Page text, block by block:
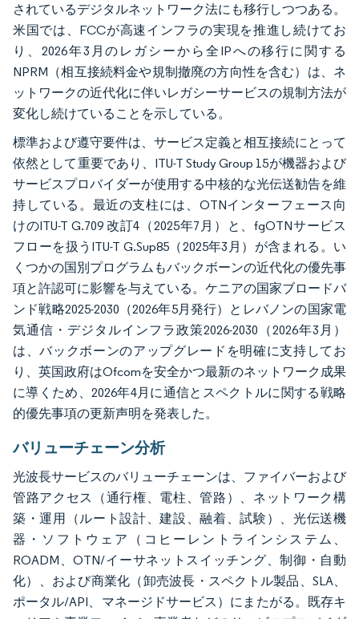
されているデジタルネットワーク法にも移行しつつある。
米国では、FCCが高速インフラの実現を推進し続けてお
り、2026年3月のレガシーから全IPへの移行に関する
NPRM（相互接続料金や規制撤廃の方向性を含む）は、ネ
ットワークの近代化に伴いレガシーサービスの規制方法が
変化し続けていることを示している。
標準および遵守要件は、サービス定義と相互接続にとって
依然として重要であり、ITU-T Study Group 15が機器および
サービスプロバイダーが使用する中核的な光伝送勧告を維
持している。最近の支柱には、OTNインターフェース向
けのITU-T G.709 改訂4（2025年7月）と、fgOTNサービス
フローを扱うITU-T G.Sup85（2025年3月）が含まれる。い
くつかの国別プログラムもバックボーンの近代化の優先事
項と許認可に影響を与えている。ケニアの国家ブロードバ
ンド戦略2025-2030（2026年5月発行）とレバノンの国家電
気通信・デジタルインフラ政策2026-2030（2026年3月）
は、バックボーンのアップグレードを明確に支持してお
り、英国政府はOfcomを安全かつ最新のネットワーク成果
に導くため、2026年4月に通信とスペクトルに関する戦略
的優先事項の更新声明を発表した。
バリューチェーン分析
光波長サービスのバリューチェーンは、ファイバーおよび
管路アクセス（通行権、電柱、管路）、ネットワーク構
築・運用（ルート設計、建設、融着、試験）、光伝送機
器・ソフトウェア（コヒーレントラインシステム、
ROADM、OTN/イーサネットスイッチング、制御・自動
化）、および商業化（卸売波長・スペクトル製品、SLA、
ポータル/API、マネージドサービス）にまたがる。既存キ